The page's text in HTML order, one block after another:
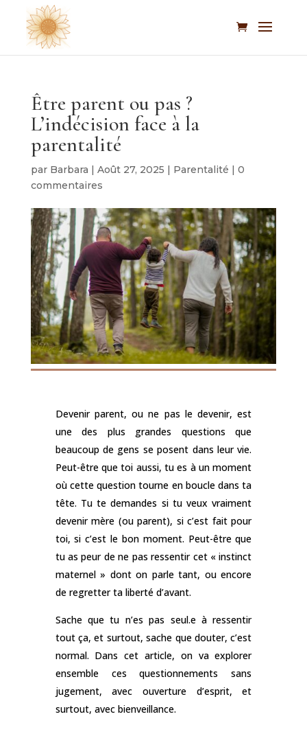
Être parent ou pas ?
L’indécision face à la
parentalité
par Barbara | Août 27, 2025 | Parentalité | 0
commentaires
Devenir parent, ou ne pas le devenir, est
une des plus grandes questions que
beaucoup de gens se posent dans leur vie.
Peut-être que toi aussi, tu es à un moment
où cette question tourne en boucle dans ta
tête. Tu te demandes si tu veux vraiment
devenir mère (ou parent), si c’est fait pour
toi, si c’est le bon moment. Peut-être que
tu as peur de ne pas ressentir cet « instinct
maternel » dont on parle tant, ou encore
de regretter ta liberté d’avant.
Sache que tu n’es pas seul.e à ressentir
tout ça, et surtout, sache que douter, c’est
normal. Dans cet article, on va explorer
ensemble ces questionnements sans
jugement, avec ouverture d’esprit, et
surtout, avec bienveillance.